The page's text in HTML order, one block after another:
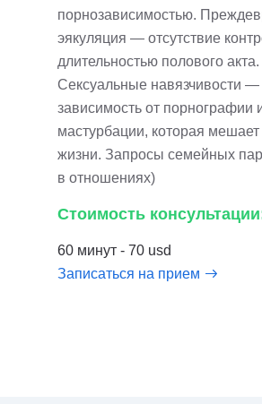
порнозависимостью.
эякуляция — отсутствие
длительностью полового акта.
Сексуальные навязчивости —
зависимость от порнографии
мастурбации, которая
жизни. Запросы семейных
в отношениях)
Стоимость
60 минут - 70 usd
Записаться на прием